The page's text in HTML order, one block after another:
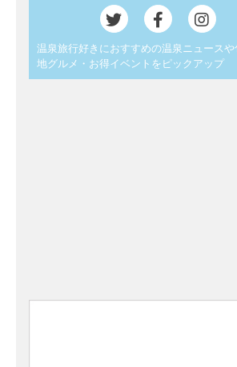
温泉旅行好きにおすすめの温泉ニュースや
地グルメ・お得イベントをピックアップ